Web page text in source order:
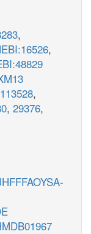
,
,
113528,
, 29376,